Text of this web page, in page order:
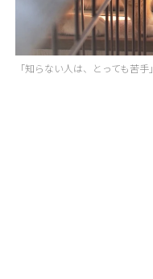
「知らない人は、とっても苦手」